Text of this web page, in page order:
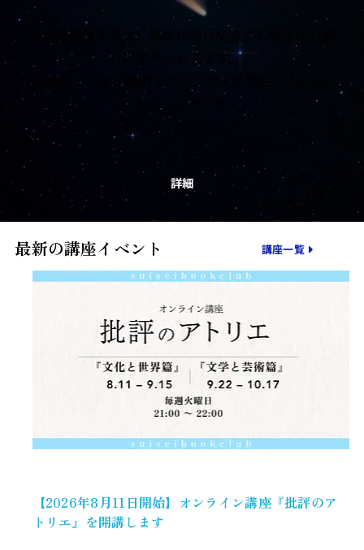
彗星読書倶楽部は、読書仲間が交流する場を作り続
けるサービスです。
月額¥3,300で、動画コンテンツ・読書会・Discord
コミュニティを
お楽しみいただけます。
詳細
最新の講座イベント 講座一覧
【2026年8月11日開始】オンライン講座『批評のア
トリエ』を開講します